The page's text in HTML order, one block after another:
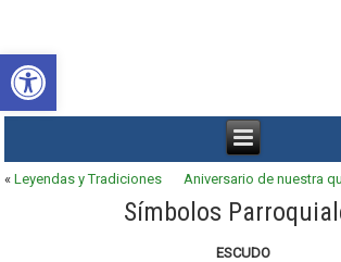
«Leyendas y Tradiciones Aniversario de nuestra
Símbolos
ESCUDO
Abrir barra de herramientas